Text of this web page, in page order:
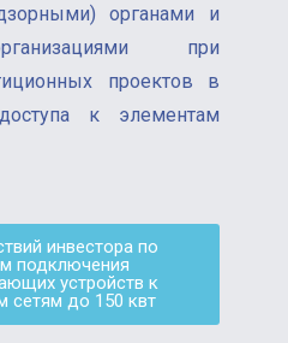
органами и
при
проектов в
к элементам
инвестора по
подключения
устройств к
сетям до 150 квт